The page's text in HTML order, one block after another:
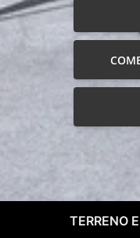
TERRENO